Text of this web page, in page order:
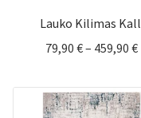
Lauko Kilimas
79,90 €– 459,90 €